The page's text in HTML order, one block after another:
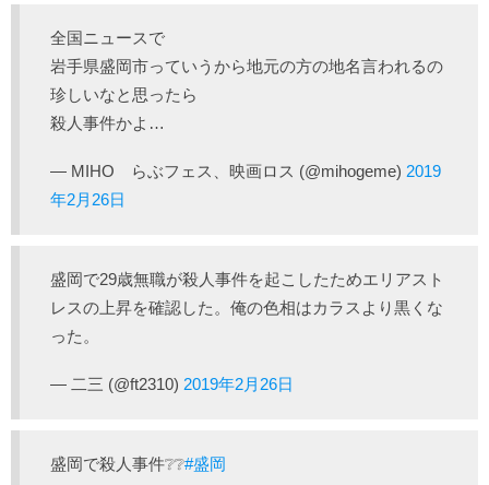
全国ニュースで
岩手県盛岡市っていうから地元の方の地名言われるの
珍しいなと思ったら
殺人事件かよ…
— MIHO らぶフェス、映画ロス (@mihogeme) 2019
年2月26日
盛岡で29歳無職が殺人事件を起こしたためエリアスト
レスの上昇を確認した。俺の色相はカラスより黒くな
った。
— 二三 (@ft2310) 2019年2月26日
盛岡で殺人事件❔❔#盛岡